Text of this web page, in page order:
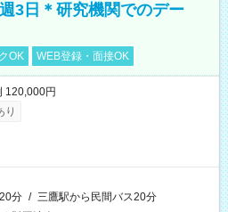
3日＊研究機関でのデー
OK WEB登録・面接OK
円
り
分 / 三鷹駅から民間バス20分